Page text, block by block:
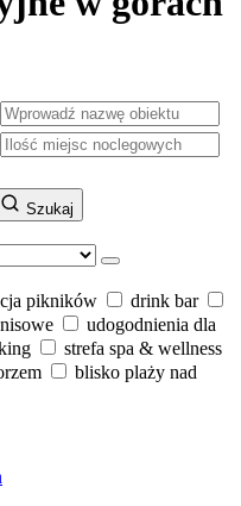
Szukaj
pikników
drink bar
udogodnienia dla
strefa spa & wellness
blisko plaży nad